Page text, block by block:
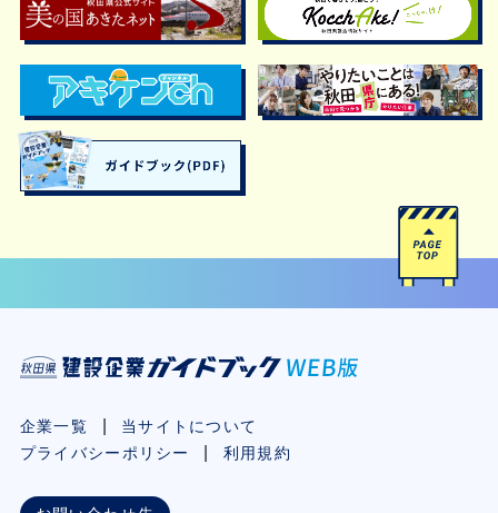
企業一覧
当サイトについて
プライバシーポリシー
利用規約